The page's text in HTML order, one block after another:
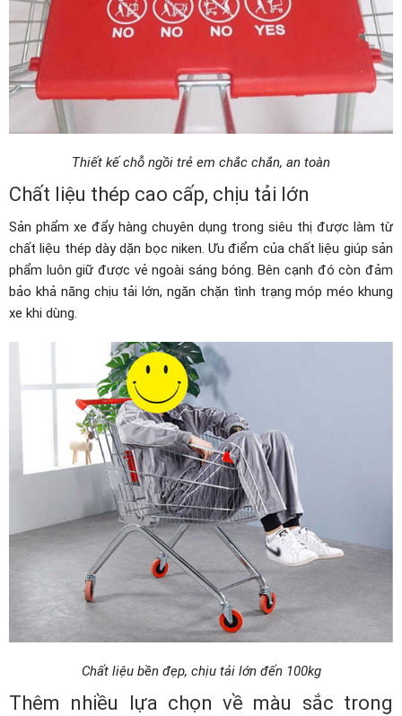
Thiết kế chỗ ngồi trẻ em chắc chắn, an toàn
Chất liệu thép cao cấp, chịu tải lớn
Sản phẩm xe đẩy hàng chuyên dụng trong siêu thị được làm từ
chất liệu thép dày dặn bọc niken. Ưu điểm của chất liệu giúp sản
phẩm luôn giữ được vẻ ngoài sáng bóng. Bên cạnh đó còn đảm
bảo khả năng chịu tải lớn, ngăn chặn tình trạng móp méo khung
xe khi dùng.
Chất liệu bền đẹp, chịu tải lớn đến 100kg
Thêm nhiều lựa chọn về màu sắc trong